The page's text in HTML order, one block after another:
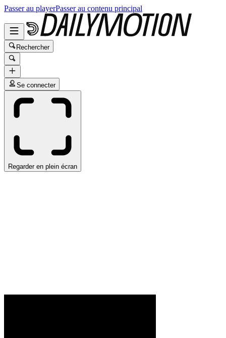
Passer au playerPasser au contenu principal
Rechercher
Se connecter
Regarder en plein écran